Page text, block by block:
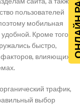
пользователей
мобильная
Кроме того,
быстро,
факторов, влияющих
трафик,
выбор